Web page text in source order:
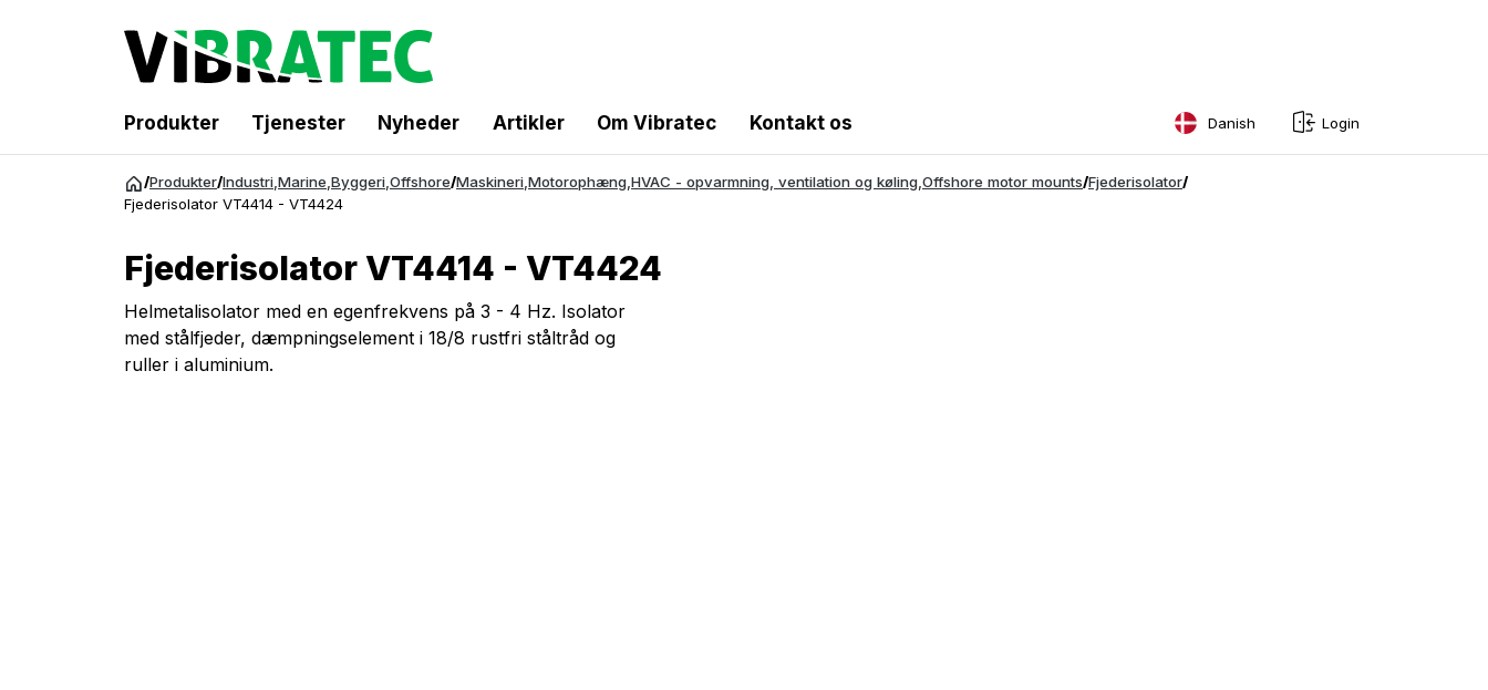
Produkter Tjenester Nyheder Artikler Om Vibratec Kontakt os Danish Login
/Produkter/Industri,Marine,Byggeri,Offshore/Maskineri,Motorophæng,HVAC - opvarmning, ventilation og køling,Offshore motor mounts/Fjederisolator/
Fjederisolator VT4414 - VT4424
Fjederisolator VT4414 - VT4424
Helmetalisolator med en egenfrekvens på 3 - 4 Hz. Isolator
med stålfjeder, dæmpningselement i 18/8 rustfri ståltråd og
ruller i aluminium.